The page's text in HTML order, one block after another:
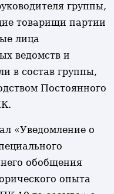
группы,
товарищи партии
лица
ведомств и
в состав группы,
Постоянного
«Уведомление о
обобщения
опыта